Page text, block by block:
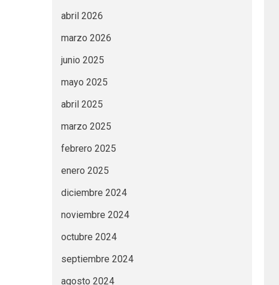
abril 2026
marzo 2026
junio 2025
mayo 2025
abril 2025
marzo 2025
febrero 2025
enero 2025
diciembre 2024
noviembre 2024
octubre 2024
septiembre 2024
agosto 2024